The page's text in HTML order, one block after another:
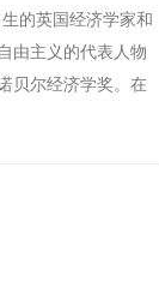
的英国经济学家和
由主义的代表人物
贝尔经济学奖。在